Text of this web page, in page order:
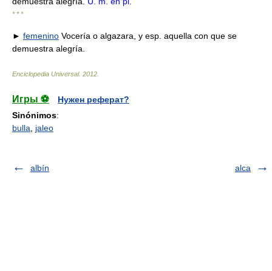
* * *
► femenino Vocería o algazara, y esp. aquella con que se
demuestra alegría.
Enciclopedia Universal. 2012
Игры ⚽
Нужен реферат?
Sinónimos:
bulla
jaleo
albín alca